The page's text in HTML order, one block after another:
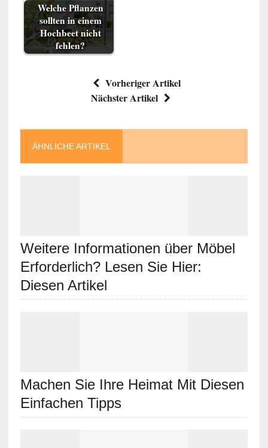
Welche Pflanzen
sollten in einem
Hochbeet nicht
fehlen?
Vorheriger Artikel
Nächster Artikel
ÄHNLICHE ARTIKEL
Weitere Informationen über Möbel
Erforderlich? Lesen Sie Hier:
Diesen Artikel
Machen Sie Ihre Heimat Mit Diesen
Einfachen Tipps